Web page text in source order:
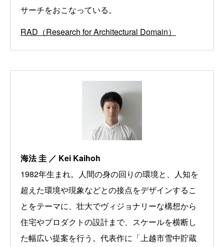
サーチをおこなっている。
RAD（Research for Architectural Domain）
海法 圭 ／ Kei Kaihoh
1982年生まれ。人間の身の回りの環境と、人知を
超えた環境や現象などとの接点をデザインするこ
とをテーマに、壮大でヴィジョナリーな構想から
住宅やプロダクトの設計まで、スケールを横断し
た幅広い提案を行う。代表作に「上越市雪中貯蔵